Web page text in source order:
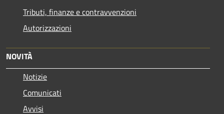
Tributi, finanze e contravvenzioni
Autorizzazioni
NOVITÀ
Notizie
Comunicati
Avvisi